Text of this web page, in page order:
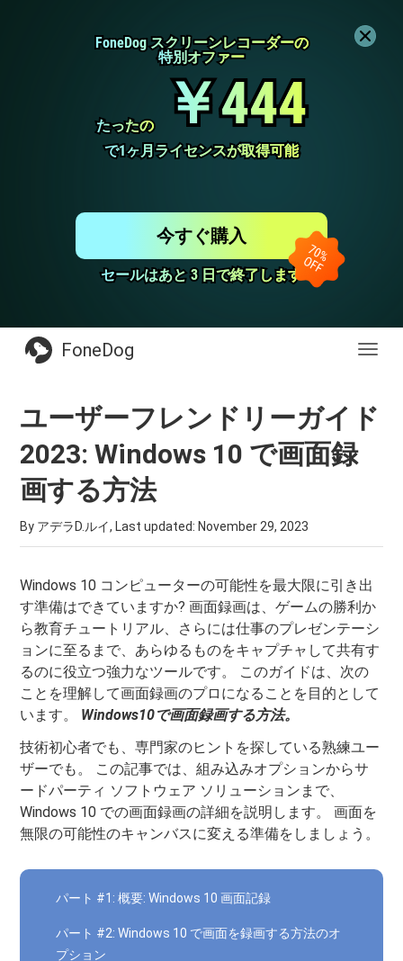
FoneDog スクリーンレコーダーの
FoneDog スクリーンレコーダーの
特別オファー
特別オファー
たったの
たったの ￥444
￥444
で1ヶ月ライセンスが取得可能
で1ヶ月ライセンスが取得可能
セールはあと 3 日で終了します
セールはあと 3 日で終了します
今すぐ購入
FoneDog
ユーザーフレンドリーガイド
2023: Windows 10 で画面録
画する方法
By アデラD.ルイ, Last updated: November 29, 2023
Windows 10 コンピューターの可能性を最大限に引き出
す準備はできていますか? 画面録画は、ゲームの勝利か
ら教育チュートリアル、さらには仕事のプレゼンテーシ
ョンに至るまで、あらゆるものをキャプチャして共有す
るのに役立つ強力なツールです。 このガイドは、次の
ことを理解して画面録画のプロになることを目的として
います。 Windows10で画面録画する方法。
技術初心者でも、専門家のヒントを探している熟練ユー
ザーでも。 この記事では、組み込みオプションからサ
ードパーティ ソフトウェア ソリューションまで、
Windows 10 での画面録画の詳細を説明します。 画面を
無限の可能性のキャンバスに変える準備をしましょう。
パート #1: 概要: Windows 10 画面記録
パート #2: Windows 10 で画面を録画する方法のオ
プション